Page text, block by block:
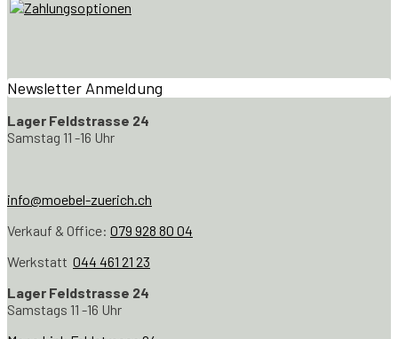
Newsletter Anmeldung
Lager Feldstrasse 24
Samstag 11 -16 Uhr
info@moebel-zuerich.ch
Verkauf & Office: 079 928 80 04
Werkstatt 044 461 21 23
Lager Feldstrasse 24
Samstags 11 -16 Uhr